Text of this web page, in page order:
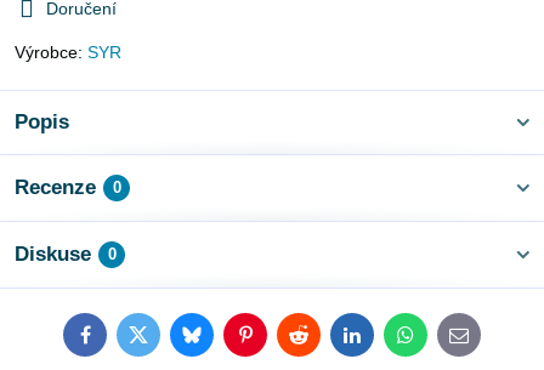
Doručení
Výrobce: SYR
Popis
Recenze 0
Diskuse 0
FacebookTwitterBlueskyPinterestRedditLinkedInWhatsApp
E-
mail